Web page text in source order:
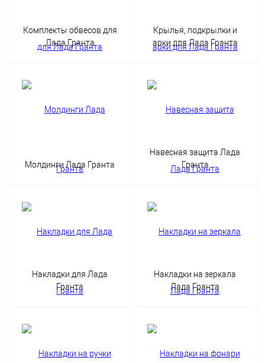
Комплекты обвесов для
Лада Гранта
Крылья, подкрылки и
арки для Лада Гранта
Молдинги Лада Гранта
Навесная защита Лада
Гранта
Накладки для Лада
Гранта
Накладки на зеркала
Лада Гранта